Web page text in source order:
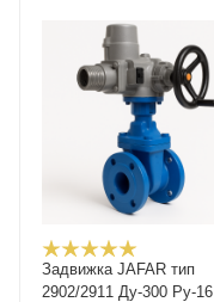
Задвижка JAFAR тип
2902/2911 Ду-300 Ру-16